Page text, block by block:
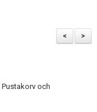
>
<
och